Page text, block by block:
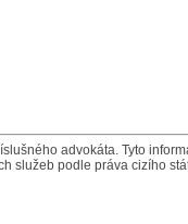
advokáta. Tyto
služeb podle práva cizího